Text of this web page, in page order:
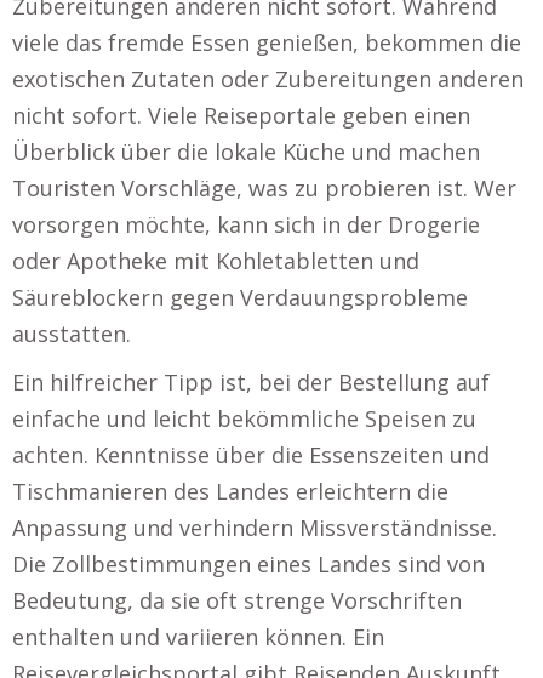
viele das fremde Essen genießen, bekommen die
exotischen Zutaten oder Zubereitungen anderen
nicht sofort. Viele Reiseportale geben einen
Überblick über die lokale Küche und machen
Touristen Vorschläge, was zu probieren ist. Wer
vorsorgen möchte, kann sich in der Drogerie
oder Apotheke mit Kohletabletten und
Säureblockern gegen Verdauungsprobleme
ausstatten.
Ein hilfreicher Tipp ist, bei der Bestellung auf
einfache und leicht bekömmliche Speisen zu
achten. Kenntnisse über die Essenszeiten und
Tischmanieren des Landes erleichtern die
Anpassung und verhindern Missverständnisse.
Die Zollbestimmungen eines Landes sind von
Bedeutung, da sie oft strenge Vorschriften
enthalten und variieren können. Ein